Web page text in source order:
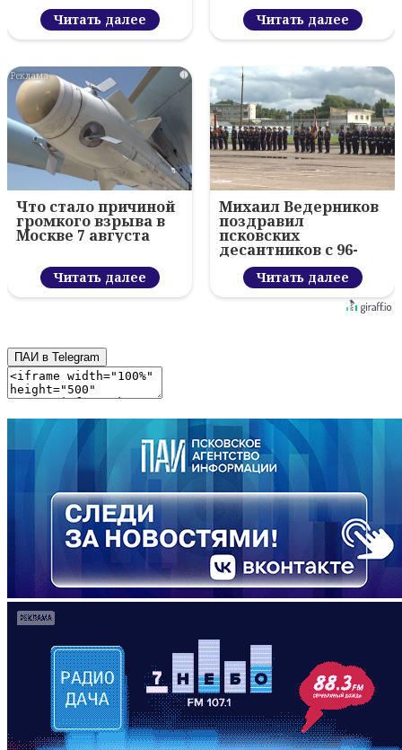
Читать далее Читать далее
i
Что стало причиной
громкого взрыва в
Москве 7 августа
Читать далее
Михаил Ведерников
поздравил
псковских
десантников с 96-
летием ВДВ и
вручил награды
Читать далее
ПАИ в Telegram